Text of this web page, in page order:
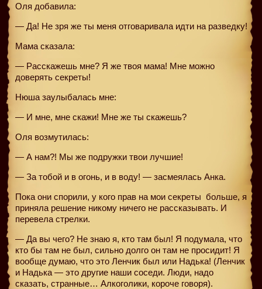
Оля добавила:
— Да! Не зря же ты меня отговаривала идти на разведку!
Мама сказала:
— Расскажешь мне? Я же твоя мама! Мне можно
доверять секреты!
Нюша заулыбалась мне:
— И мне, мне скажи! Мне же ты скажешь?
Оля возмутилась:
— А нам?! Мы же подружки твои лучшие!
— За тобой и в огонь, и в воду! — засмеялась Анка.
Пока они спорили, у кого прав на мои секреты больше, я
приняла решение никому ничего не рассказывать. И
перевела стрелки.
— Да вы чего? Не знаю я, кто там был! Я подумала, что
кто бы там не был, сильно долго он там не просидит! Я
вообще думаю, что это Ленчик был или Надька! (Ленчик
и Надька — это другие наши соседи. Люди, надо
сказать, странные… Алкоголики, короче говоря).